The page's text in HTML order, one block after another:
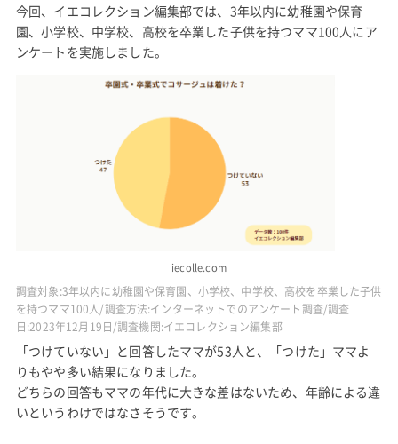
今回、イエコレクション編集部では、3年以内に幼稚園や保育
園、小学校、中学校、高校を卒業した子供を持つママ100人にア
ンケートを実施しました。
iecolle.com
調査対象:3年以内に幼稚園や保育園、小学校、中学校、高校を卒業した子供
を持つママ100人/調査方法:インターネットでのアンケート調査/調査
日:2023年12月19日/調査機関:イエコレクション編集部
「つけていない」と回答したママが53人と、「つけた」ママよ
りもやや多い結果になりました。
どちらの回答もママの年代に大きな差はないため、年齢による違
いというわけではなさそうです。